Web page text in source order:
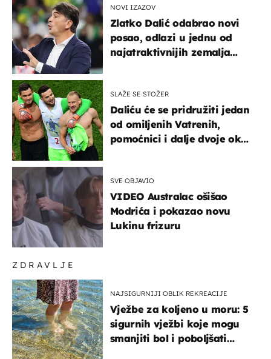
ZDRAVLJE
NAJSIGURNIJI OBLIK REKREACIJE
Vježbe za koljeno u moru: 5
sigurnih vježbi koje mogu
smanjiti bol i poboljšati
NOVI IZAZOV
Zlatko Dalić odabrao novi
posao, odlazi u jednu od
najatraktivnijih zemalja
SLAŽE SE STOŽER
Daliću će se pridružiti jedan
od omiljenih Vatrenih,
pomoćnici i dalje dvoje oko
SVE OBJAVIO
VIDEO Australac ošišao
Modrića i pokazao novu
Lukinu frizuru